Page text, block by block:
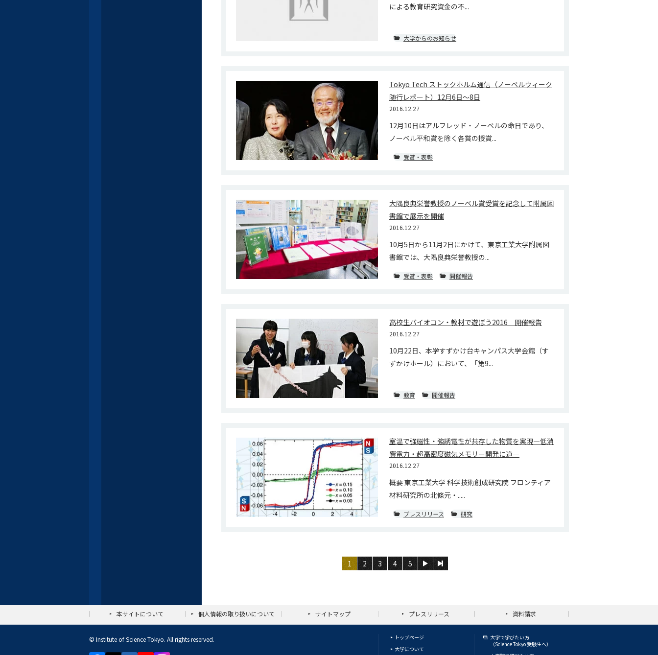
による教育研究資金の不...
大学からのお知らせ
Tokyo Tech ストックホルム通信（ノーベルウィーク
随行レポート）12月6日～8日
2016.12.27
12月10日はアルフレッド・ノーベルの命日であり、
ノーベル平和賞を除く各賞の授賞...
受賞・表彰
大隅良典栄誉教授のノーベル賞受賞を記念して附属図
書館で展示を開催
2016.12.27
10月5日から11月2日にかけて、東京工業大学附属図
書館では、大隅良典栄誉教授の...
受賞・表彰 開催報告
高校生バイオコン・教材で遊ぼう2016 開催報告
2016.12.27
10月22日、本学すずかけ台キャンパス大学会館（す
ずかけホール）において、「第9...
教育 開催報告
室温で強磁性・強誘電性が共存した物質を実現―低消
費電力・超高密度磁気メモリー開発に道―
2016.12.27
概要 東京工業大学 科学技術創成研究院 フロンティア
材料研究所の北條元・.....
プレスリリース 研究
1 2 3 4 5
本サイトについて 個人情報の取り扱いについて サイトマップ プレスリリース 資料請求
© Institute of Science Tokyo. All rights reserved.
トップページ
大学について
大学で学びたい方
（Science Tokyo 受験生へ）